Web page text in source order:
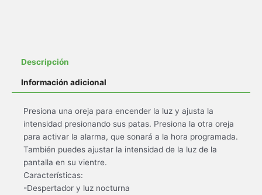
Descripción
Información adicional
Presiona una oreja para encender la luz y ajusta la
intensidad presionando sus patas. Presiona la otra oreja
para activar la alarma, que sonará a la hora programada.
También puedes ajustar la intensidad de la luz de la
pantalla en su vientre.
Características:
-Despertador y luz nocturna